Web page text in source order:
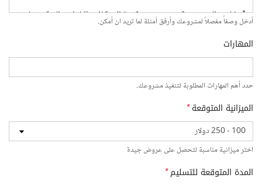
أدخل وصفاً مفصلاً لمشروعك وأرفق أمثلة لما تريد ان أمكن.
المهارات
حدد أهم المهارات المطلوبة لتنفيذ مشروعك.
الميزانية المتوقعة*
اختر ميزانية مناسبة لتحصل على عروض جيدة
المدة المتوقعة للتسليم*